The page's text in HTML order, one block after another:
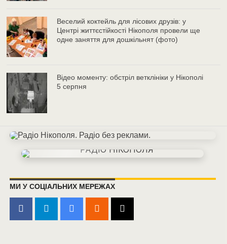
Веселий коктейль для лісових друзів: у
Центрі життєстійкості Нікополя провели ще
одне заняття для дошкільнят (фото)
Відео моменту: обстріл ветклініки у Нікополі
5 серпня
МИ У СОЦІАЛЬНИХ МЕРЕЖАХ